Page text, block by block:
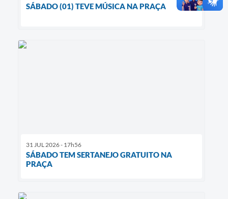
SÁBADO (01) TEVE MÚSICA NA PRAÇA
31 JUL 2026 - 17h56
SÁBADO TEM SERTANEJO GRATUITO NA
PRAÇA